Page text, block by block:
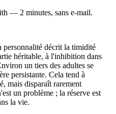
— 2 minutes, sans e-mail.
personnalité décrit la timidité
héritable, à l'inhibition dans
un tiers des adultes se
persistante. Cela tend à
mais disparaît rarement
un problème ; la réserve est
la vie.